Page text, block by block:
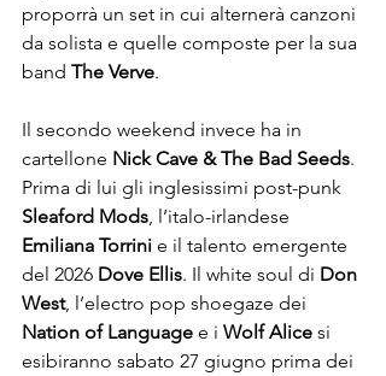
proporrà un set in cui alternerà canzoni
da solista e quelle composte per la sua
band The Verve.
Il secondo weekend invece ha in
cartellone Nick Cave & The Bad Seeds.
Prima di lui gli inglesissimi post-punk
Sleaford Mods , l’italo-irlandese
Emiliana Torrini e il talento emergente
del 2026 Dove Ellis. Il white soul di Don
West, l’electro pop shoegaze dei
Nation of Language e i Wolf Alice si
esibiranno sabato 27 giugno prima dei